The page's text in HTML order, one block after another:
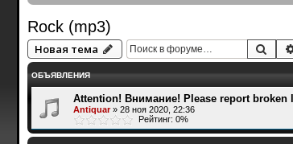
Rock (mp3)
Новая тема
ОБЪЯВЛЕНИЯ
Attention! Внимание! Please report broken
Antiquar» 28 ноя 2020, 22:36
Рейтинг: 0%